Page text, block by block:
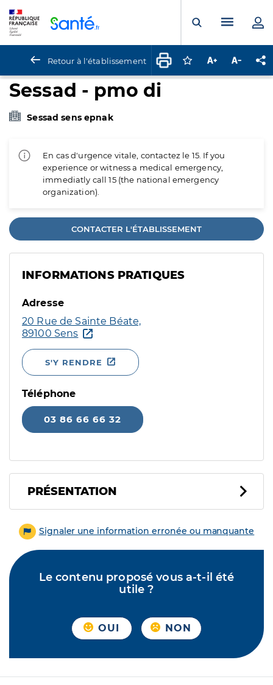
Ouvrir laMenu
Retour à l'établissement Connectez-vous
Augmenter la
Sessad - pmo di
Sessad sens epnak
En cas d'urgence vitale, contactez le 15. If you
experience or witness a medical emergency,
immediatly call 15 (the national emergency
organization).
CONTACTER L'ÉTABLISSEMENT
INFORMATIONS PRATIQUES
Adresse
20 Rue de Sainte Béate,
89100 Sens
S'Y RENDRE
Téléphone
03 86 66 66 32
PRÉSENTATION
Signaler une information erronée ou manquante
Le contenu proposé vous a-t-il été
utile ?
OUI NON